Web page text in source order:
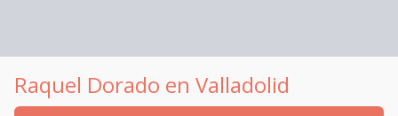
Raquel Dorado en Valladolid